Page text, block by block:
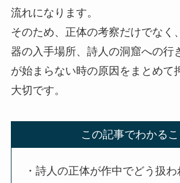
流れになります。
そのため、正体の考察だけでなく
器の入手場所、詩人の洞窟への行
が始まらない時の原因をまとめて
大切です。
この記事でわかるこ
・詩人の正体が作中でどう扱